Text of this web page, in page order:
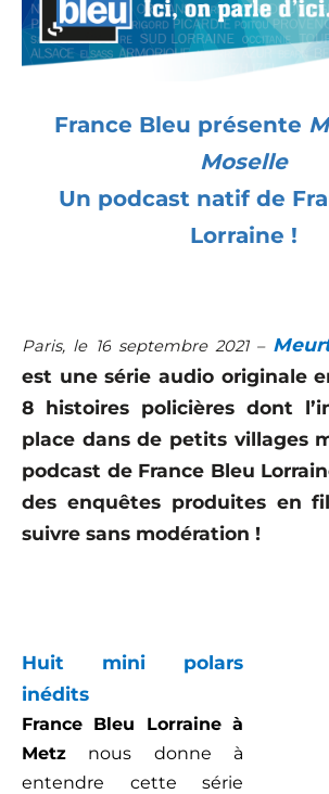
France Bleu présente
Moselle
Un podcast natif de
Lorraine !
Paris, le 16septembre 2021 –
est une série audio originale
8 histoires policières dont
place dans de petits villages
podcast de France Bleu
des enquêtesproduites en
suivre sans modération !
Huit mini polars
inédits
France Bleu Lorraine à
Metz nous donne à
entendre cette série